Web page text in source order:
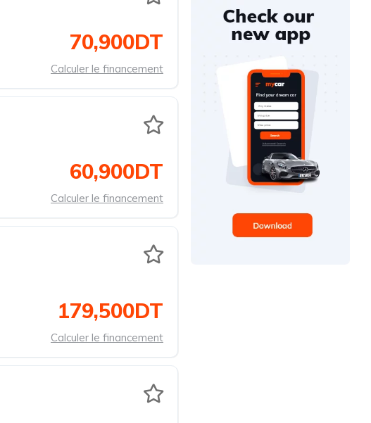
70,900DT
Calculer le financement
60,900DT
Calculer le financement
179,500DT
Calculer le financement